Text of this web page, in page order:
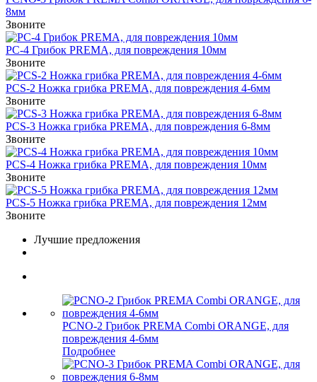
8мм
Звоните
PC-4 Грибок PREMA, для повреждения 10мм
Звоните
PCS-2 Ножка грибка PREMA, для повреждения 4-6мм
Звоните
PCS-3 Ножка грибка PREMA, для повреждения 6-8мм
Звоните
PCS-4 Ножка грибка PREMA, для повреждения 10мм
Звоните
PCS-5 Ножка грибка PREMA, для повреждения 12мм
Звоните
Лучшие предложения
PCNO-2 Грибок PREMA Combi ORANGE, для
повреждения 4-6мм
Подробнее